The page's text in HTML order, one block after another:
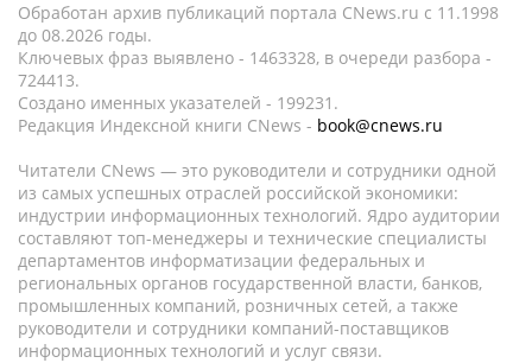
Обработан архив публикаций портала CNews.ru c 11.1998
до 08.2026 годы.
Ключевых фраз выявлено - 1463328, в очереди разбора -
724413.
Создано именных указателей - 199231.
Редакция Индексной книги CNews - book@cnews.ru
Читатели CNews — это руководители и сотрудники одной
из самых успешных отраслей российской экономики:
индустрии информационных технологий. Ядро аудитории
составляют топ-менеджеры и технические специалисты
департаментов информатизации федеральных и
региональных органов государственной власти, банков,
промышленных компаний, розничных сетей, а также
руководители и сотрудники компаний-поставщиков
информационных технологий и услуг связи.